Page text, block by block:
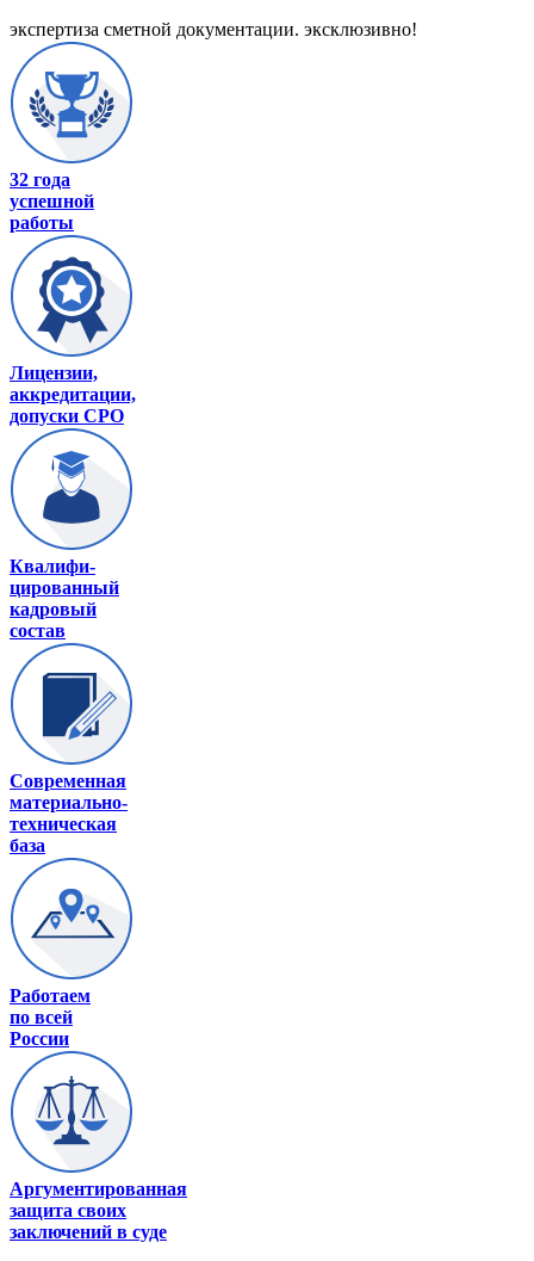
экспертиза сметной документации. эксклюзивно!
32 года
успешной
работы
Лицензии,
аккредитации,
допуски СРО
Квалифи-
цированный
кадровый
состав
Современная
материально-
техническая
база
Работаем
по всей
России
Аргументированная
защита своих
заключений в суде